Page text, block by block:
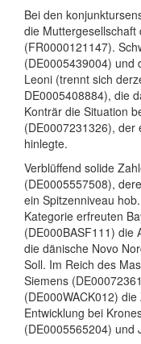
Bei den
die
(FR0000121147).
(DE0005439004) und
Leoni (trennt sich
DE0005408884), die
Konträr die Situation
(DE0007231326), der
hinlegte.
Verblüffend solide
(DE0005557508),
ein Spitzenniveau
Kategorie erfreuten
(DE000BASF111) die
die dänische Novo
Soll. Im Reich des
Siemens
(DE000WACK012)
Entwicklung bei
(DE0005565204) und